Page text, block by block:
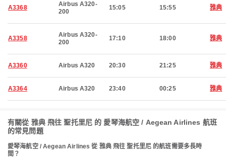
A3368
Airbus A320-
200
15:05 15:55 雅典
A3358
Airbus A320-
200
17:10 18:00 雅典
A3360 Airbus A320 20:30 21:25 雅典
A3364 Airbus A320 23:40 00:25 雅典
有關從 雅典 飛往 聖托里尼 的 愛琴海航空 / Aegean Airlines 航班
的常見問題
愛琴海航空 / Aegean Airlines 從 雅典 飛往 聖托里尼 的航班需要多長時
間？